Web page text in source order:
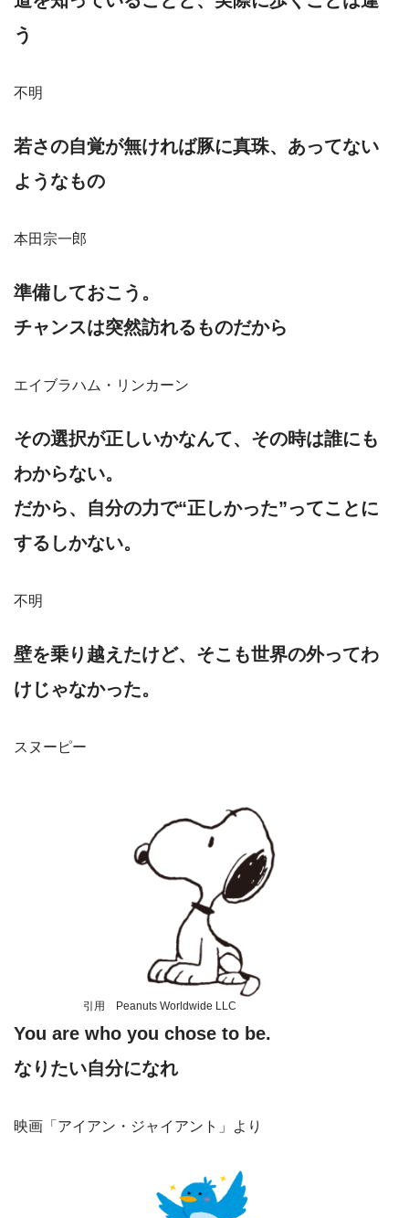
う
不明
若さの自覚が無ければ豚に真珠、あってない
ようなもの
本田宗一郎
準備しておこう。
チャンスは突然訪れるものだから
エイブラハム・リンカーン
その選択が正しいかなんて、その時は誰にも
わからない。
だから、自分の力で“正しかった”ってことに
するしかない。
不明
壁を乗り越えたけど、そこも世界の外ってわ
けじゃなかった。
スヌーピー
引用 Peanuts Worldwide LLC
You are who you chose to be.
なりたい自分になれ
映画「アイアン・ジャイアント」より